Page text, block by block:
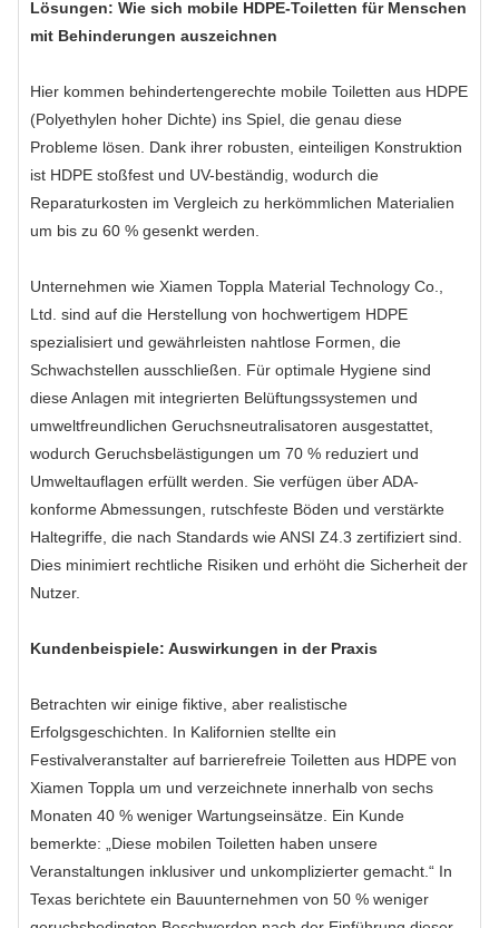
Lösungen: Wie sich mobile HDPE-Toiletten für Menschen
mit Behinderungen auszeichnen
Hier kommen behindertengerechte mobile Toiletten aus HDPE
(Polyethylen hoher Dichte) ins Spiel, die genau diese
Probleme lösen. Dank ihrer robusten, einteiligen Konstruktion
ist HDPE stoßfest und UV-beständig, wodurch die
Reparaturkosten im Vergleich zu herkömmlichen Materialien
um bis zu 60 % gesenkt werden.
Unternehmen wie Xiamen Toppla Material Technology Co.,
Ltd. sind auf die Herstellung von hochwertigem HDPE
spezialisiert und gewährleisten nahtlose Formen, die
Schwachstellen ausschließen. Für optimale Hygiene sind
diese Anlagen mit integrierten Belüftungssystemen und
umweltfreundlichen Geruchsneutralisatoren ausgestattet,
wodurch Geruchsbelästigungen um 70 % reduziert und
Umweltauflagen erfüllt werden. Sie verfügen über ADA-
konforme Abmessungen, rutschfeste Böden und verstärkte
Haltegriffe, die nach Standards wie ANSI Z4.3 zertifiziert sind.
Dies minimiert rechtliche Risiken und erhöht die Sicherheit der
Nutzer.
Kundenbeispiele: Auswirkungen in der Praxis
Betrachten wir einige fiktive, aber realistische
Erfolgsgeschichten. In Kalifornien stellte ein
Festivalveranstalter auf barrierefreie Toiletten aus HDPE von
Xiamen Toppla um und verzeichnete innerhalb von sechs
Monaten 40 % weniger Wartungseinsätze. Ein Kunde
bemerkte: „Diese mobilen Toiletten haben unsere
Veranstaltungen inklusiver und unkomplizierter gemacht.“ In
Texas berichtete ein Bauunternehmen von 50 % weniger